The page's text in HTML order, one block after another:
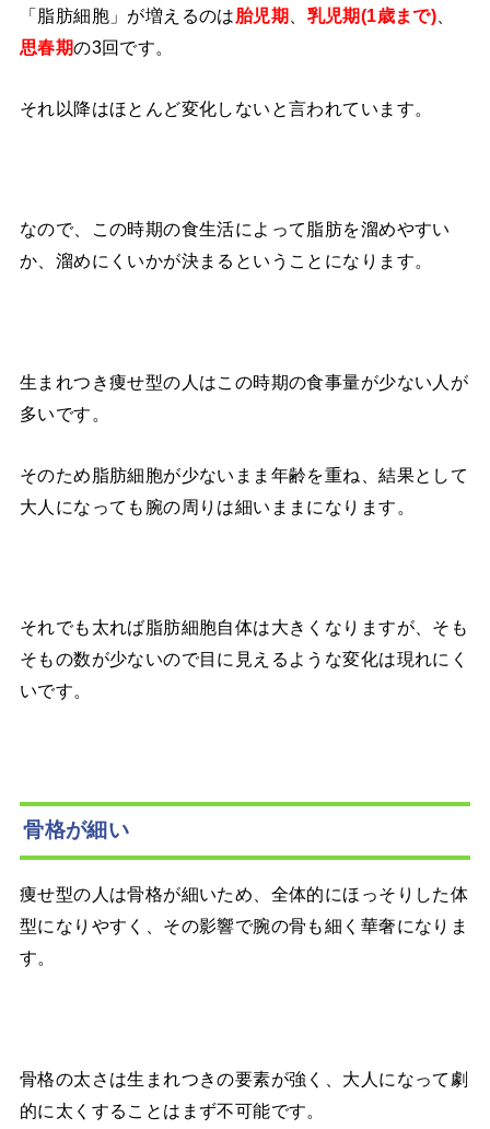
「脂肪細胞」が増えるのは胎児期 乳児期(1歳まで)
思春期の3回です。
それ以降はほとんど変化しないと言われています。
なので、この時期の食生活によって脂肪を溜めやすい
か、溜めにくいかが決まるということになります。
生まれつき痩せ型の人はこの時期の食事量が少ない人が
多いです。
そのため脂肪細胞が少ないまま年齢を重ね、結果として
大人になっても腕の周りは細いままになります。
それでも太れば脂肪細胞自体は大きくなりますが、そも
そもの数が少ないので目に見えるような変化は現れにく
いです。
骨格が細い
痩せ型の人は骨格が細いため、全体的にほっそりした体
型になりやすく、その影響で腕の骨も細く華奢になりま
す。
骨格の太さは生まれつきの要素が強く、大人になって劇
的に太くすることはまず不可能です。